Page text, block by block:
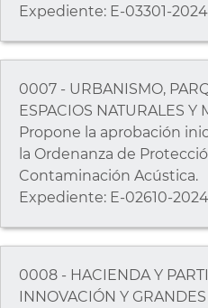
Expediente: E-03301-
0007 - URBANISMO,
ESPACIOS NATURALES Y
Propone la aprobación
la Ordenanza de
Contaminación Acústica.
Expediente: E-02610-
0008 - HACIENDA Y
INNOVACIÓN Y